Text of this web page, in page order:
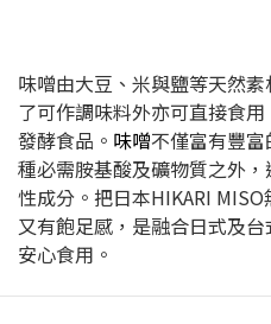
味噌由大豆、米與鹽等天然
了可作調味料外亦可直接食
發酵食品。 味噌不僅富有豐
種必需胺基酸及礦物質之外
性成分。把日本HIKARI MISO
又有飽足感，是融合日式及
安心食用。